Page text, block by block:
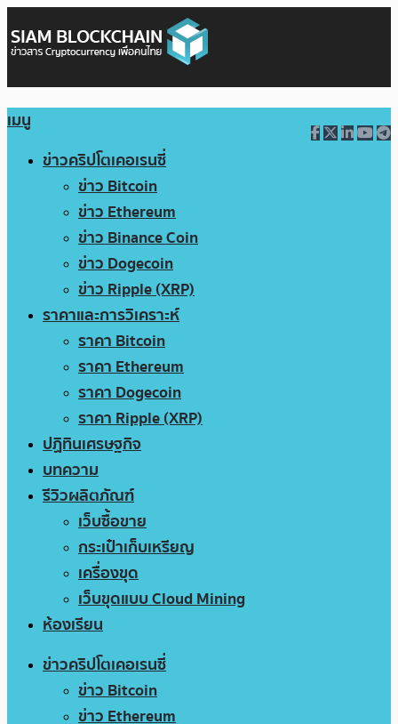
เมนู
ข่าวคริปโตเคอเรนซี่
ข่าว Bitcoin
ข่าว Ethereum
ข่าว Binance Coin
ข่าว Dogecoin
ข่าว Ripple (XRP)
ราคาและการวิเคราะห์
ราคา Bitcoin
ราคา Ethereum
ราคา Dogecoin
ราคา Ripple (XRP)
ปฏิทินเศรษฐกิจ
บทความ
รีวิวผลิตภัณฑ์
เว็บซื้อขาย
กระเป๋าเก็บเหรียญ
เครื่องขุด
เว็บขุดแบบ Cloud Mining
ห้องเรียน
ข่าวคริปโตเคอเรนซี่
ข่าว Bitcoin
ข่าว Ethereum